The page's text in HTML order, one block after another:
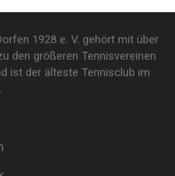
1928 e. V. gehört mit über
den größeren Tennisvereinen
ist der älteste Tennisclub im